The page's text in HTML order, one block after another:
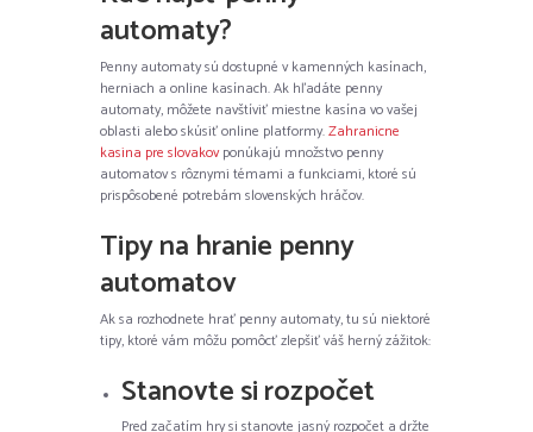
automaty?
Penny automaty sú dostupné v kamenných kasínach,
herniach a online kasínach. Ak hľadáte penny
automaty, môžete navštíviť miestne kasína vo vašej
oblasti alebo skúsiť online platformy.Zahranicne
kasina pre slovakovponúkajú množstvo penny
automatov s rôznymi témami a funkciami, ktoré sú
prispôsobené potrebám slovenských hráčov.
Tipy na hranie penny
automatov
Ak sa rozhodnete hrať penny automaty, tu sú niektoré
tipy, ktoré vám môžu pomôcť zlepšiť váš herný zážitok:
Stanovte si rozpočet
Pred začatím hry si stanovte jasný rozpočet a držte